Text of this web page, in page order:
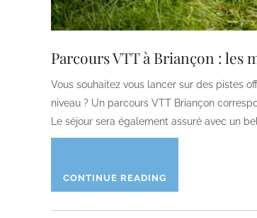
Parcours VTT à Briançon :
Vous souhaitez vous lancer sur des pistes
niveau ? Un parcours VTT Briançon
Le séjour sera également assuré avec un
CONTINUE READING